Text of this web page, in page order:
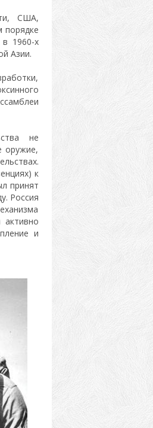
США,
порядке
1960-х
Азии.
не
оружие,
к
принят
Россия
и